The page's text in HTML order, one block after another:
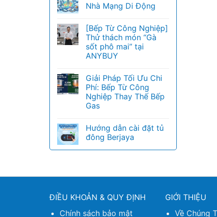
Nhà Mạng Di Động
[Bếp Từ Công Nghiệp]
Thử thách món “Gà
sốt phô mai” tại
ANYBUY
Giải Pháp Tối Ưu Chi
Phí: Bếp Từ Công
Nghiệp Thay Thế Bếp
Gas
Hướng dẫn cài đặt tủ
đông Berjaya
ĐIỀU KHOẢN & QUY ĐỊNH
Chính sách bảo mật
GIỚI THIỆU
Về Chúng